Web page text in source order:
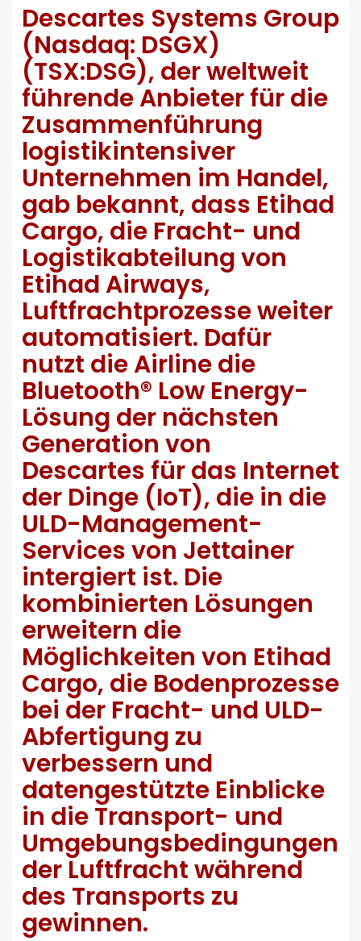
Descartes Systems Group
(Nasdaq: DSGX)
(TSX:DSG), der weltweit
führende Anbieter für die
Zusammenführung
logistikintensiver
Unternehmen im Handel,
gab bekannt, dass Etihad
Cargo, die Fracht- und
Logistikabteilung von
Etihad Airways,
Luftfrachtprozesse weiter
automatisiert. Dafür
nutzt die Airline die
Bluetooth® Low Energy-
Lösung der nächsten
Generation von
Descartes für das Internet
der Dinge (IoT), die in die
ULD-Management-
Services von Jettainer
intergiert ist. Die
kombinierten Lösungen
erweitern die
Möglichkeiten von Etihad
Cargo, die Bodenprozesse
bei der Fracht- und ULD-
Abfertigung zu
verbessern und
datengestützte Einblicke
in die Transport- und
Umgebungsbedingungen
der Luftfracht während
des Transports zu
gewinnen.